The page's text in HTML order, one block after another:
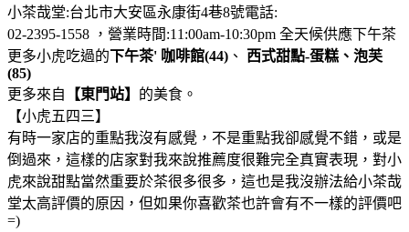
小茶哉堂:台北市大安區永康街4巷8號電話:
02-2395-1558 ，營業時間:11:00am-10:30pm 全天候供應下午茶
更多小虎吃過的下午茶' 咖啡館(44) 、 西式甜點-蛋糕、泡芙
(85)
更多來自
【東門站】 的美食。
【小虎五四三】
有時一家店的重點我沒有感覺，不是重點我卻感覺不錯，或是
倒過來，這樣的店家對我來說推薦度很難完全真實表現，對小
虎來說甜點當然重要於茶很多很多，這也是我沒辦法給小茶哉
堂太高評價的原因，但如果你喜歡茶也許會有不一樣的評價吧
=)